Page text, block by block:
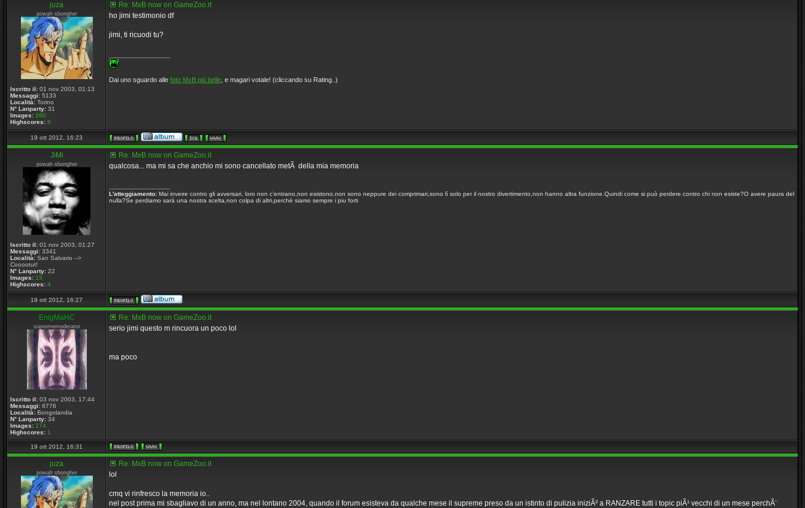
juza
powah sbongher
Iscritto il: 01 nov 2003, 01:13
Messaggi: 5133
Località: Torino
N° Lanparty: 31
Images: 260
Highscores: 8
Re: MxB now on GameZoo.it
ho jimi testimonio df
jimi, ti ricuodi tu?
Dai uno sguardo alle foto MxB più belle , e magari votale! (cliccando su Rating..)
19 ott 2012, 16:23
JiMi
powah sbongher
Iscritto il: 01 nov 2003, 01:27
Messaggi: 3341
Località: San Salvario -->
Cooootut!
N° Lanparty: 22
Images: 15
Highscores: 4
Re: MxB now on GameZoo.it
qualcosa... ma mi sa che anchio mi sono cancellato metÃ della mia memoria
L'atteggiamento: Mai inveire contro gli avversari, loro non c’entrano,non esistono,non sono neppure dei comprimari,sono lì solo per il nostro divertimento,non hanno altra funzione.Quindi come si può perdere contro chi non esiste?O avere paura del
nulla?Se perdiamo sarà una nostra scelta,non colpa di altri,perchè siamo sempre i piu forti
19 ott 2012, 16:27
EnigMaHC
suprememoderator
Iscritto il: 03 nov 2003, 17:44
Messaggi: 6776
Località: Bongolandia
N° Lanparty: 34
Images: 274
Highscores: 1
Re: MxB now on GameZoo.it
serio jimi questo m rincuora un poco lol
ma poco
19 ott 2012, 16:31
juza
powah sbongher
Re: MxB now on GameZoo.it
lol
cmq vi rinfresco la memoria io..
nel post prima mi sbagliavo di un anno, ma nel lontano 2004, quando il forum esisteva da qualche mese il supreme preso da un istinto di pulizia iniziÃ² a RANZARE tutti i topic piÃ¹ vecchi di un mese perchÃ¨